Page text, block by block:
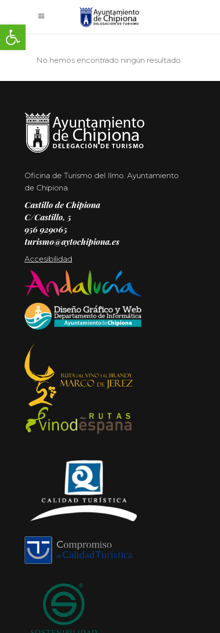
Abrir barra de herramientas
No hemos encontrado ningún resultado
Oficina de Turismo del Ilmo. Ayuntamiento
de Chipiona.
Castillo de Chipiona
C/Castillo, 5
956 929065
turismo@aytochipiona.es
Accesibilidad